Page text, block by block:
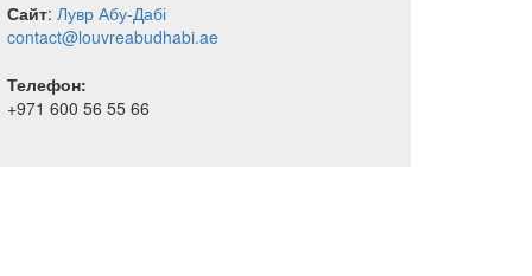
Сайт: Лувр Абу-Дабі
contact@louvreabudhabi.ae
Телефон:
+971 600 56 55 66